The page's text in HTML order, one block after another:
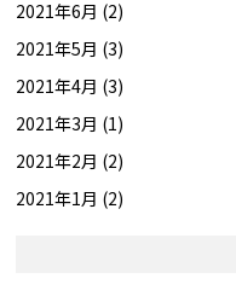
2021年6月 (2)
2021年5月 (3)
2021年4月 (3)
2021年3月 (1)
2021年2月 (2)
2021年1月 (2)